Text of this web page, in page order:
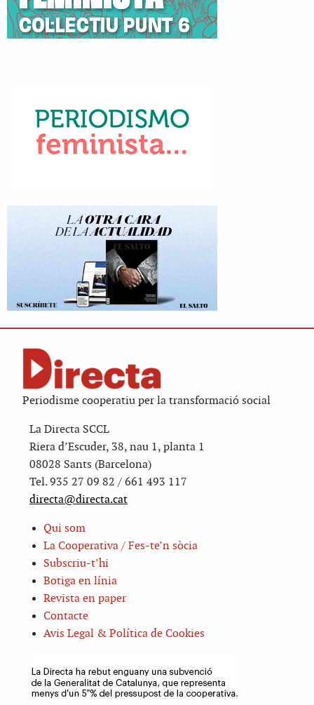
Periodisme cooperatiu per la transformació social
La Directa SCCL
Riera d’Escuder, 38, nau 1, planta 1
08028 Sants (Barcelona)
Tel. 935 27 09 82 / 661 493 117
directa@directa.cat
Qui som
La Cooperativa / Fes-te’n sòcia
Subscriu-t’hi
Botiga en línia
Revista en paper
Contacte
Avis Legal & Política de Cookies